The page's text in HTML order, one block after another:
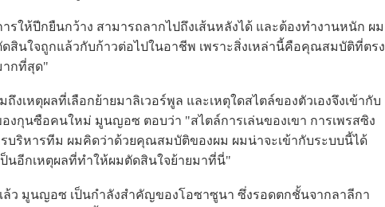
ารให้ปีกยืนกว้าง สามารถลากไปถึงเส้นหลังได้ และต้องทำงานหนัก ผม
สินใจถูกแล้วกับก้าวต่อไปในอาชีพ เพราะสิ่งเหล่านี้คือคุณสมบัติที่ตรง
ากที่สุด"
ถึงเหตุผลที่เลือกย้ายมาลิเวอร์พูล และเหตุใดสไตล์ของตัวเองจึงเข้ากับ
งกุนซือคนใหม่ มูนญอซ ตอบว่า "สไตล์การเล่นของเขา การเพรสซิง
บริหารทีม ผมคิดว่าด้วยคุณสมบัติของผม ผมน่าจะเข้ากับระบบนี้ได้
นอีกเหตุผลที่ทำให้ผมตัดสินใจย้ายมาที่นี่"
ว มูนญอซ เป็นกำลังสำคัญของโอซาซูนา ซึ่งรอดตกชั้นจากลาลีกา